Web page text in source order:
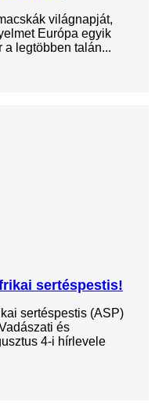
világnapját,
Európa egyik
a legtöbben talán...
sertéspestis!
sertéspestis (ASP)
és
4-i hírlevele